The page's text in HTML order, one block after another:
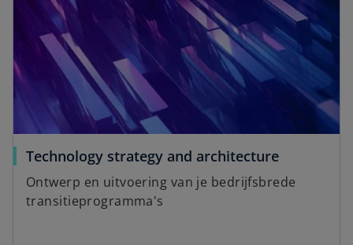
Technology strategy and architecture
Ontwerp en uitvoering van je bedrijfsbrede
transitieprogramma's